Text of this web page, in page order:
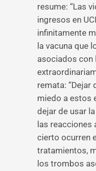
resume: “Las
ingresos en
infinitamente
la vacuna que
asociados con
remata: “Dejar
miedo a estos
dejar de usar
las
cierto ocurren
tratamientos,
los trombos